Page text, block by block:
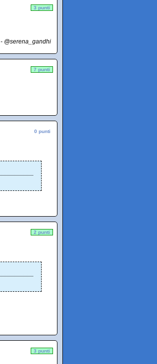
3 punti
- @serena_gandhi
7 punti
0 punti
2 punti
3 punti